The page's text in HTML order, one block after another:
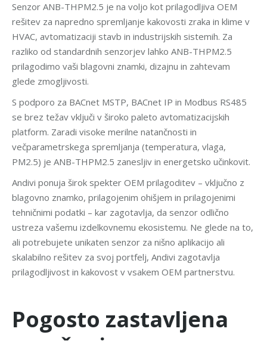
Senzor ANB-THPM2.5 je na voljo kot prilagodljiva OEM
rešitev za napredno spremljanje kakovosti zraka in klime v
HVAC, avtomatizaciji stavb in industrijskih sistemih. Za
razliko od standardnih senzorjev lahko ANB-THPM2.5
prilagodimo vaši blagovni znamki, dizajnu in zahtevam
glede zmogljivosti.
S podporo za BACnet MSTP, BACnet IP in Modbus RS485
se brez težav vključi v široko paleto avtomatizacijskih
platform. Zaradi visoke merilne natančnosti in
večparametrskega spremljanja (temperatura, vlaga,
PM2.5) je ANB-THPM2.5 zanesljiv in energetsko učinkovit.
Andivi ponuja širok spekter OEM prilagoditev – vključno z
blagovno znamko, prilagojenim ohišjem in prilagojenimi
tehničnimi podatki – kar zagotavlja, da senzor odlično
ustreza vašemu izdelkovnemu ekosistemu. Ne glede na to,
ali potrebujete unikaten senzor za nišno aplikacijo ali
skalabilno rešitev za svoj portfelj, Andivi zagotavlja
prilagodljivost in kakovost v vsakem OEM partnerstvu.
Pogosto zastavljena